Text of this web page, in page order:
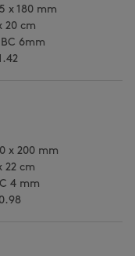
x 180 mm
20 cm
6mm
x 200 mm
22 cm
4 mm